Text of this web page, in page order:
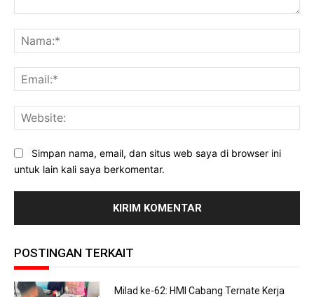
Simpan nama, email, dan situs web saya di browser ini
untuk lain kali saya berkomentar.
POSTINGAN TERKAIT
Milad ke-62: HMI Cabang Ternate Kerja